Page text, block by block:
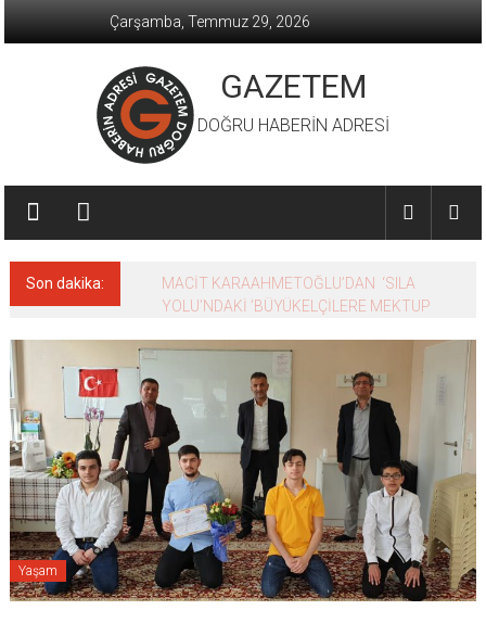
Çarşamba, Temmuz 29, 2026
GAZETEM
DOĞRU HABERİN ADRESİ
Son dakika:
MACİT KARAAHMETOĞLU’DAN ‘SILA
YOLU’NDAKİ ’BÜYÜKELÇİLERE MEKTUP
Yaşam